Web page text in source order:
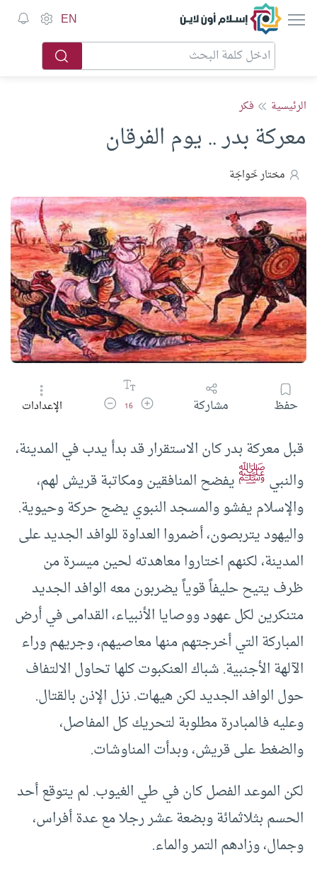
إسلام أون لاين EN
الرئيسية فكر
معركة بدر .. يوم الفرقان
مختار خَواجَة
حفظ مشاركة زيادة حجم الخط
16 تقليل حجم الخطالإعدادات
قبل معركة بدر كان الاستقرار قد بدأ يدب في المدينة،
والنبيﷺيفضح المنافقين ومكاتبة قريش لهم،
والإسلام يفشو والمسجد النبوي يضج حركة وحيوية.
واليهود يتربصون، أضمروا العداوة للوافد الجديد على
المدينة، لكنهم اختاروا معاهدته لحين ميسرة من
ظرف يتيح حليفاً قوياً يضربون معه الوافد الجديد
متنكرين لكل عهود ووصايا الأنبياء، القدامى في أرض
المباركة التي أخرجتهم منها معاصيهم، وجريهم وراء
الآلهة الأجنبية. شباك العنكبوت كلها تحاول الالتفاف
حول الوافد الجديد لكن هيهات. نزل الإذن بالقتال.
وعليه فالمبادرة مطلوبة لتحريك كل المفاصل،
والضغط على قريش، وبدأت المناوشات.
لكن الموعد الفصل كان في طي الغيوب. لم يتوقع أحد
الحسم بثلاثمائة وبضعة عشر رجلا مع عدة أفراس،
وجمال، وزادهم التمر والماء.